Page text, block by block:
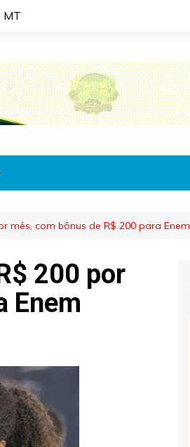
MT
mês, com bônus de R$ 200 para Enem
200 por
Enem